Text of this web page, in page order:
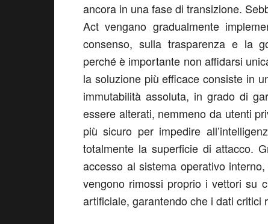
ancora in una fase di transizione.
Act vengano gradualmente
consenso, sulla trasparenza e la
perché è importante non affidarsi
la soluzione più efficace consiste in
immutabilità assoluta, in grado di
essere alterati, nemmeno da utenti
più sicuro per impedire
totalmente la superficie di attacco.
accesso al sistema operativo
vengono rimossi proprio i vettori su
artificiale, garantendo che i dati critici